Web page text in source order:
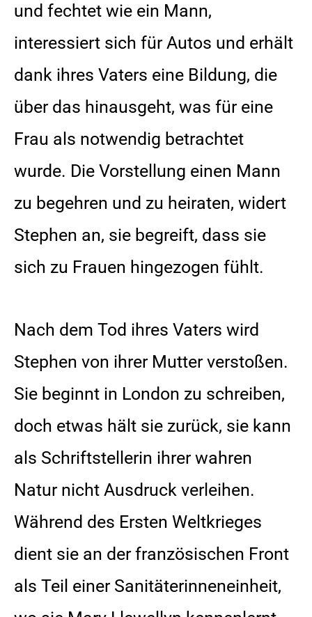
und fechtet wie ein Mann,
interessiert sich für Autos und erhält
dank ihres Vaters eine Bildung, die
über das hinausgeht, was für eine
Frau als notwendig betrachtet
wurde. Die Vorstellung einen Mann
zu begehren und zu heiraten, widert
Stephen an, sie begreift, dass sie
sich zu Frauen hingezogen fühlt.
Nach dem Tod ihres Vaters wird
Stephen von ihrer Mutter verstoßen.
Sie beginnt in London zu schreiben,
doch etwas hält sie zurück, sie kann
als Schriftstellerin ihrer wahren
Natur nicht Ausdruck verleihen.
Während des Ersten Weltkrieges
dient sie an der französischen Front
als Teil einer Sanitäterinneneinheit,